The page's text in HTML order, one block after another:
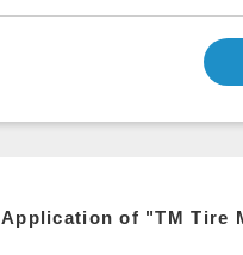
Application of "TM Tire